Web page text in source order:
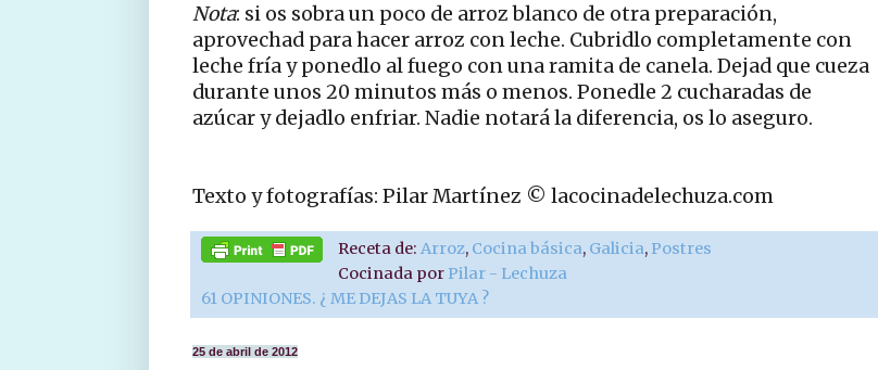
Nota: si os sobra un poco de arroz blanco de otra preparación,
aprovechad para hacer arroz con leche. Cubridlo completamente con
leche fría y ponedlo al fuego con una ramita de canela. Dejad que cueza
durante unos 20 minutos más o menos. Ponedle 2 cucharadas de
azúcar y dejadlo enfriar. Nadie notará la diferencia, os lo aseguro.
Texto y fotografías: Pilar Martínez © lacocinadelechuza.com
Receta de:Arroz, Cocina básica, Galicia, Postres
Cocinada por Pilar - Lechuza
61 OPINIONES. ¿ ME DEJAS LA TUYA ?
25 de abril de 2012